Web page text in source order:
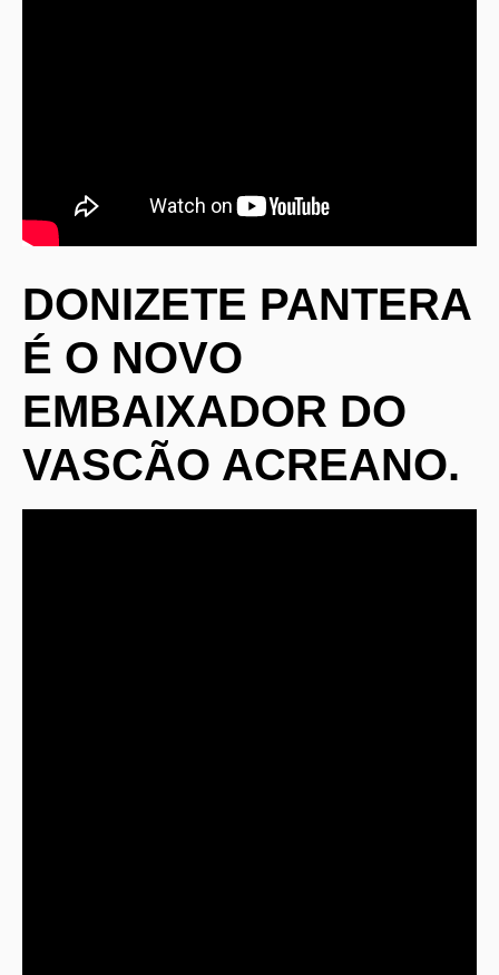
DONIZETE PANTERA
É O NOVO
EMBAIXADOR DO
VASCÃO ACREANO.